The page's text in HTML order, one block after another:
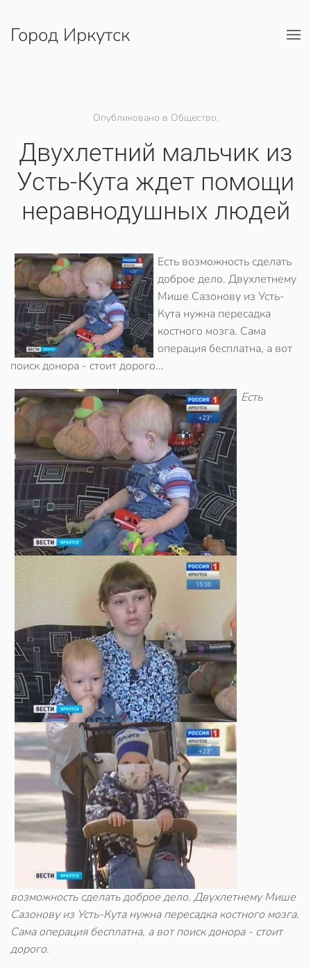
Перейти к содержимому
Город Иркутск
Опубликовано в Общество.
Двухлетний мальчик из
Усть-Кута ждет помощи
неравнодушных людей
Есть возможность сделать
доброе дело. Двухлетнему
Мише Сазонову из Усть-
Кута нужна пересадка
костного мозга. Сама
операция бесплатна, а вот
поиск донора - стоит дорого...
Есть
возможность сделать доброе дело. Двухлетнему Мише
Сазонову из Усть-Кута нужна пересадка костного мозга.
Сама операция бесплатна, а вот поиск донора - стоит
дорого.